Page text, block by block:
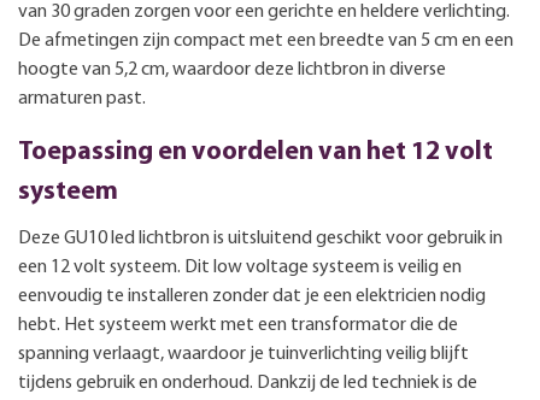
van 30 graden zorgen voor een gerichte en heldere verlichting.
De afmetingen zijn compact met een breedte van 5 cm en een
hoogte van 5,2 cm, waardoor deze lichtbron in diverse
armaturen past.
Toepassing en voordelen van het 12 volt
systeem
Deze GU10 led lichtbron is uitsluitend geschikt voor gebruik in
een 12 volt systeem. Dit low voltage systeem is veilig en
eenvoudig te installeren zonder dat je een elektricien nodig
hebt. Het systeem werkt met een transformator die de
spanning verlaagt, waardoor je tuinverlichting veilig blijft
tijdens gebruik en onderhoud. Dankzij de led techniek is de